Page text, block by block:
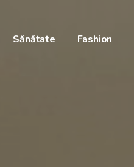
Sănătate Fashion